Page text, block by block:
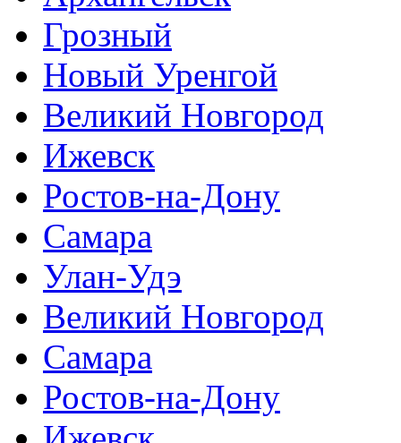
Грозный
Новый Уренгой
Великий Новгород
Ижевск
Ростов-на-Дону
Самара
Улан-Удэ
Великий Новгород
Самара
Ростов-на-Дону